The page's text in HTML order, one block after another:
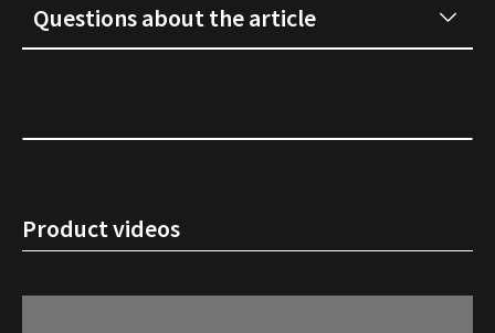
Questions about the article
Product videos